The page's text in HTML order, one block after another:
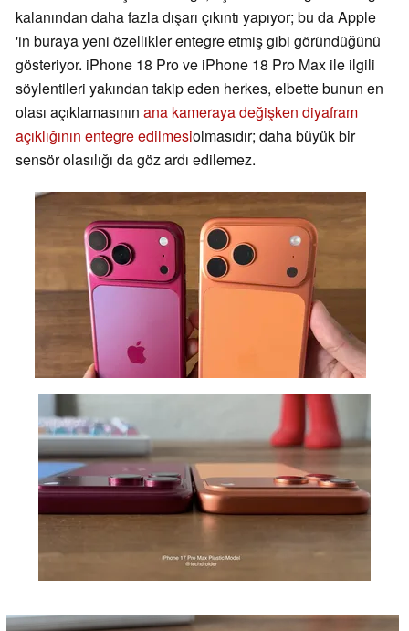
kalanından daha fazla dışarı çıkıntı yapıyor; bu da Apple
'in buraya yeni özellikler entegre etmiş gibi göründüğünü
gösteriyor. iPhone 18 Pro ve iPhone 18 Pro Max ile ilgili
söylentileri yakından takip eden herkes, elbette bunun en
olası açıklamasının ana kameraya değişken diyafram
açıklığının entegre edilmesiolmasıdır; daha büyük bir
sensör olasılığı da göz ardı edilemez.